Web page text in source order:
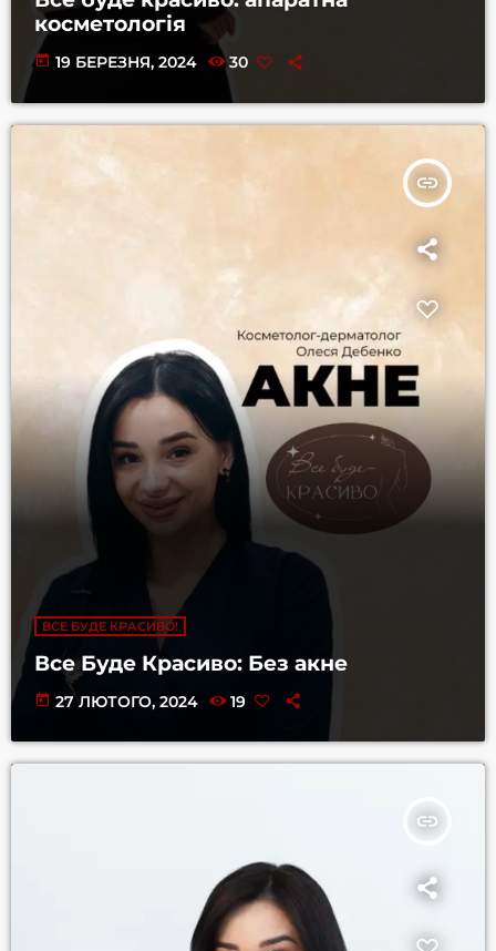
косметологія
today 19 БЕРЕЗНЯ, 2024 30
insert_link
ВСЕ БУДЕ КРАСИВО!
Все Буде Красиво: Без акне
today 27 ЛЮТОГО, 2024 19
insert_link